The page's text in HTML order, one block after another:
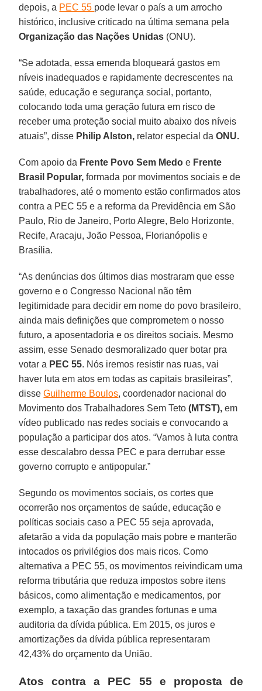
depois, a PEC 55 pode levar o país a um arrocho
histórico, inclusive criticado na última semana pela
Organização das Nações Unidas (ONU).
“Se adotada, essa emenda bloqueará gastos em
níveis inadequados e rapidamente decrescentes na
saúde, educação e segurança social, portanto,
colocando toda uma geração futura em risco de
receber uma proteção social muito abaixo dos níveis
atuais”, disse Philip Alston, relator especial daONU.
Com apoio da Frente Povo Sem Medo e Frente
Brasil Popular, formada por movimentos sociais e de
trabalhadores, até o momento estão confirmados atos
contra a PEC 55 e a reforma da Previdência em São
Paulo, Rio de Janeiro, Porto Alegre, Belo Horizonte,
Recife, Aracaju, João Pessoa, Florianópolis e
Brasília.
“As denúncias dos últimos dias mostraram que esse
governo e o Congresso Nacional não têm
legitimidade para decidir em nome do povo brasileiro,
ainda mais definições que comprometem o nosso
futuro, a aposentadoria e os direitos sociais. Mesmo
assim, esse Senado desmoralizado quer botar pra
votar a PEC 55. Nós iremos resistir nas ruas, vai
haver luta em atos em todas as capitais brasileiras”,
disseGuilherme Boulos, coordenador nacional do
Movimento dos Trabalhadores Sem Teto(MTST), em
vídeo publicado nas redes sociais e convocando a
população a participar dos atos. “Vamos à luta contra
esse descalabro dessa PEC e para derrubar esse
governo corrupto e antipopular.”
Segundo os movimentos sociais, os cortes que
ocorrerão nos orçamentos de saúde, educação e
políticas sociais caso a PEC 55 seja aprovada,
afetarão a vida da população mais pobre e manterão
intocados os privilégios dos mais ricos. Como
alternativa a PEC 55, os movimentos reivindicam uma
reforma tributária que reduza impostos sobre itens
básicos, como alimentação e medicamentos, por
exemplo, a taxação das grandes fortunas e uma
auditoria da dívida pública. Em 2015, os juros e
amortizações da dívida pública representaram
42,43% do orçamento da União.
Atos contra a PEC 55 e proposta de